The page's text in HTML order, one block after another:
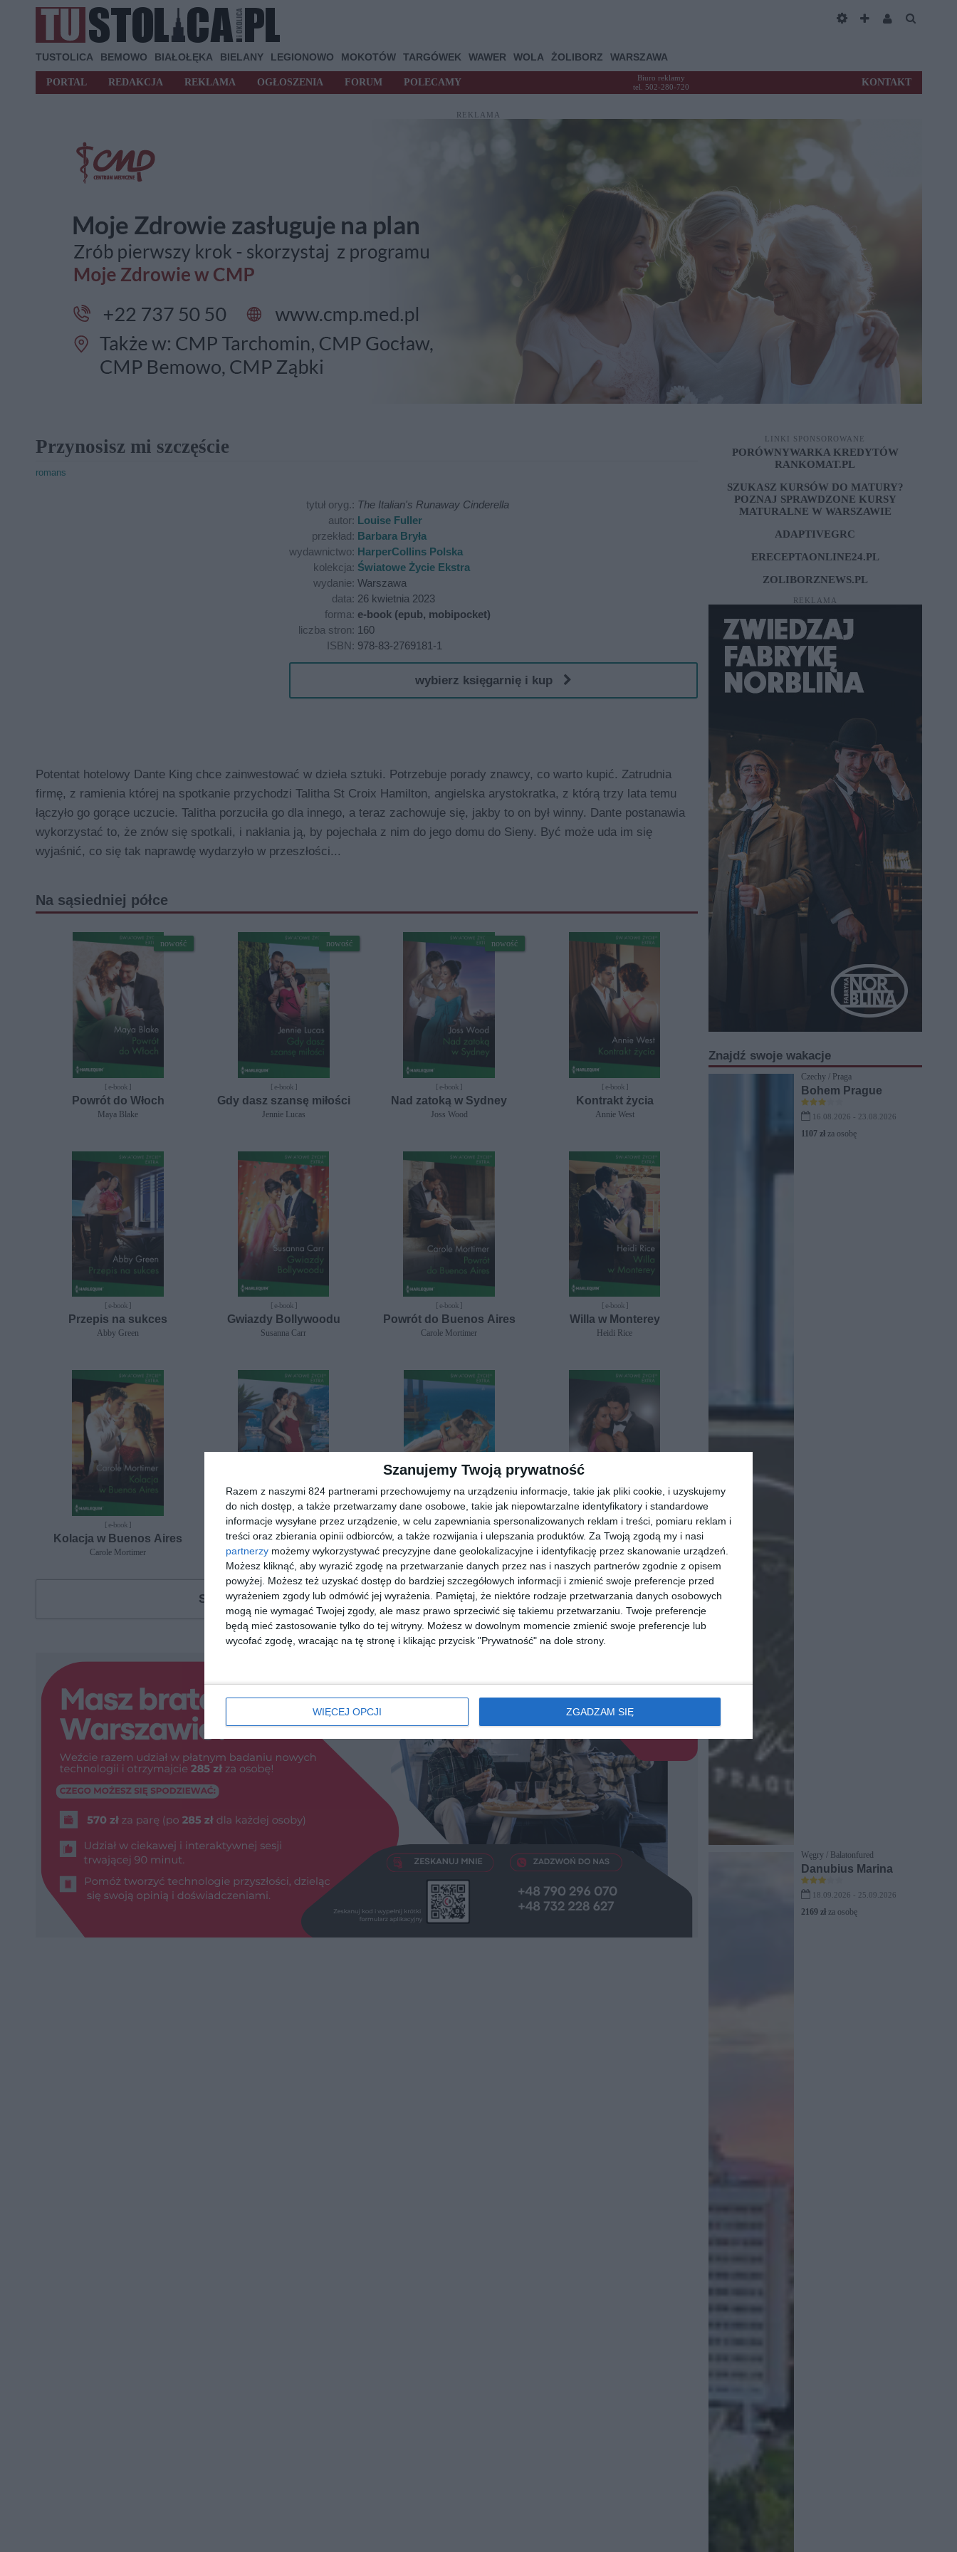
Szanujemy Twoją prywatność
Razem z naszymi 824 partnerami przechowujemy na urządzeniu informacje, takie jak pliki cookie, i uzyskujemy
do nich dostęp, a także przetwarzamy dane osobowe, takie jak niepowtarzalne identyfikatory i standardowe
informacje wysyłane przez urządzenie, w celu zapewniania spersonalizowanych reklam i treści, pomiaru reklam i
treści oraz zbierania opinii odbiorców, a także rozwijania i ulepszania produktów. Za Twoją zgodą my i nasi
partnerzy możemy wykorzystywać precyzyjne dane geolokalizacyjne i identyfikację przez skanowanie urządzeń.
Możesz kliknąć, aby wyrazić zgodę na przetwarzanie danych przez nas i naszych partnerów zgodnie z opisem
powyżej. Możesz też uzyskać dostęp do bardziej szczegółowych informacji i zmienić swoje preferencje przed
wyrażeniem zgody lub odmówić jej wyrażenia.
Pamiętaj, że niektóre rodzaje przetwarzania danych osobowych
mogą nie wymagać Twojej zgody, ale masz prawo sprzeciwić się takiemu przetwarzaniu. Twoje preferencje
będą mieć zastosowanie tylko do tej witryny. Możesz w dowolnym momencie zmienić swoje preferencje lub
wycofać zgodę, wracając na tę stronę i klikając przycisk "Prywatność" na dole strony.
WIĘCEJ OPCJI ZGADZAM SIĘ
TUSTOLICA BEMOWO BIAŁOŁĘKA BIELANY LEGIONOWO MOKOTÓW TARGÓWEK WAWER WOLA ŻOLIBORZ WARSZAWA
PORTAL REDAKCJA REKLAMA OGŁOSZENIA FORUM POLECAMY
Biuro reklamy
tel. 502-280-720
KONTAKT
REKLAMA
Przynosisz mi szczęście
romans
tytuł oryg.: The Italian's Runaway Cinderella
autor: Louise Fuller
przekład: Barbara Bryła
wydawnictwo: HarperCollins Polska
kolekcja: Światowe Życie Ekstra
wydanie: Warszawa
data: 26 kwietnia 2023
forma: e-book (epub, mobipocket)
liczba stron: 160
ISBN: 978-83-2769181-1
wybierz księgarnię i kup
Potentat hotelowy Dante King chce zainwestować w dzieła sztuki. Potrzebuje porady znawcy, co warto kupić. Zatrudnia
firmę, z ramienia której na spotkanie przychodzi Talitha St Croix Hamilton, angielska arystokratka, z którą trzy lata temu
łączyło go gorące uczucie. Talitha porzuciła go dla innego, a teraz zachowuje się, jakby to on był winny. Dante postanawia
wykorzystać to, że znów się spotkali, i nakłania ją, by pojechała z nim do jego domu do Sieny. Być może uda im się
wyjaśnić, co się tak naprawdę wydarzyło w przeszłości...
Na sąsiedniej półce
nowość
[ e-book ]
Powrót do Włoch
Maya Blake
nowość
[ e-book ]
Gdy dasz szansę miłości
Jennie Lucas
nowość
[ e-book ]
Nad zatoką w Sydney
Joss Wood
[ e-book ]
Kontrakt życia
Annie West
[ e-book ]
Przepis na sukces
Abby Green
[ e-book ]
Gwiazdy Bollywoodu
Susanna Carr
[ e-book ]
Powrót do Buenos Aires
Carole Mortimer
[ e-book ]
Willa w Monterey
Heidi Rice
[ e-book ]
Kolacja w Buenos Aires
Carole Mortimer
[ e-book ]
Na wybrzeżu Amalfi
Melanie Milburne
[ e-book ]
Wakacje na Hawajach
Julia James
[ e-book ]
Spotkanie w Londynie
Jacqueline Baird
Szukasz książki, audiobooka?Skorzystaj z wyszukiwarki
REKLAMA
LINKI SPONSOROWANE
PORÓWNYWARKA KREDYTÓW
RANKOMAT.PL
SZUKASZ KURSÓW DO MATURY?
POZNAJ SPRAWDZONE KURSY
MATURALNE W WARSZAWIE
ADAPTIVEGRC
ERECEPTAONLINE24.PL
ZOLIBORZNEWS.PL
REKLAMA
Znajdź swoje wakacje
Czechy / Praga
Bohem Prague
16.08.2026 - 23.08.2026
1107 zł za osobę
Węgry / Balatonfured
Danubius Marina
18.09.2026 - 25.09.2026
2169 zł za osobę